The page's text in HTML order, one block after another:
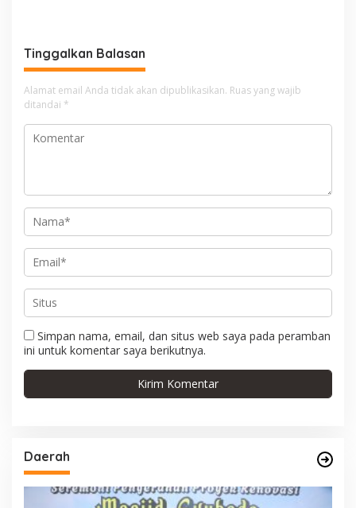
g
a
s
i
p
Tinggalkan Balasan
Alamat email Anda tidak akan dipublikasikan. Ruas yang wajib
ditandai *
Simpan nama, email, dan situs web saya pada peramban
ini untuk komentar saya berikutnya.
Daerah